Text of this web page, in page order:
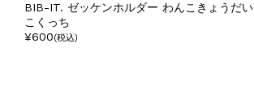
BIB-IT. ゼッケンホルダー わんこきょうだい
こくっち
¥600(税込)